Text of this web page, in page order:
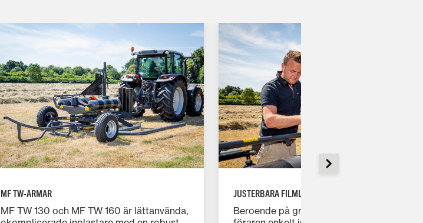
MF TW-ARMAR
MF TW 130 och MF TW 160 är lättanvända,
JUSTERBARA FILMLAGER
Beroende på gröda och förhållanden kan